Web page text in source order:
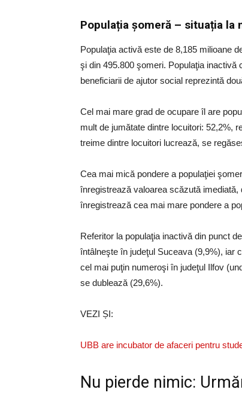
Populația șomeră – situația la
Populaţia activă este de 8,185 milioane
şi din 495.800 şomeri. Populaţia inactivă
beneficiarii de ajutor social reprezintă
Cel mai mare grad de ocupare îl are
mult de jumătate dintre locuitori: 52,2%,
treime dintre locuitori lucrează, se
Cea mai mică pondere a populaţiei
înregistrează valoarea scăzută
înregistrează cea mai mare pondere a
Referitor la populaţia inactivă din punct
întâlneşte în judeţul Suceava (9,9%), iar
cel mai puţin numeroşi în judeţul Ilfov
se dublează (29,6%).
VEZI ȘI:
UBB are incubator de afaceri pentru
Nu pierde nimic: